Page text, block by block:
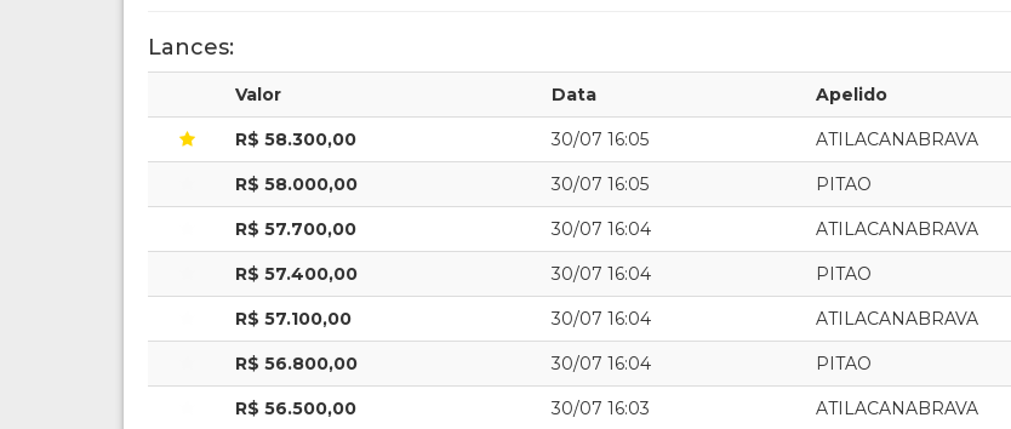
Lances:
Valor Data Apelido
R$ 58.300,00 30/07 16:05 ATILACANABRAVA
R$ 58.000,00 30/07 16:05 PITAO
R$ 57.700,00 30/07 16:04 ATILACANABRAVA
R$ 57.400,00 30/07 16:04 PITAO
R$ 57.100,00 30/07 16:04 ATILACANABRAVA
R$ 56.800,00 30/07 16:04 PITAO
R$ 56.500,00 30/07 16:03 ATILACANABRAVA